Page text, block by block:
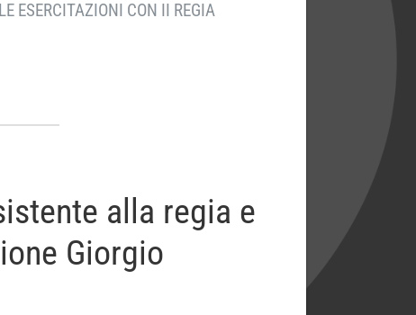
ESERCITAZIONI CON II REGIA
alla regia e
Giorgio